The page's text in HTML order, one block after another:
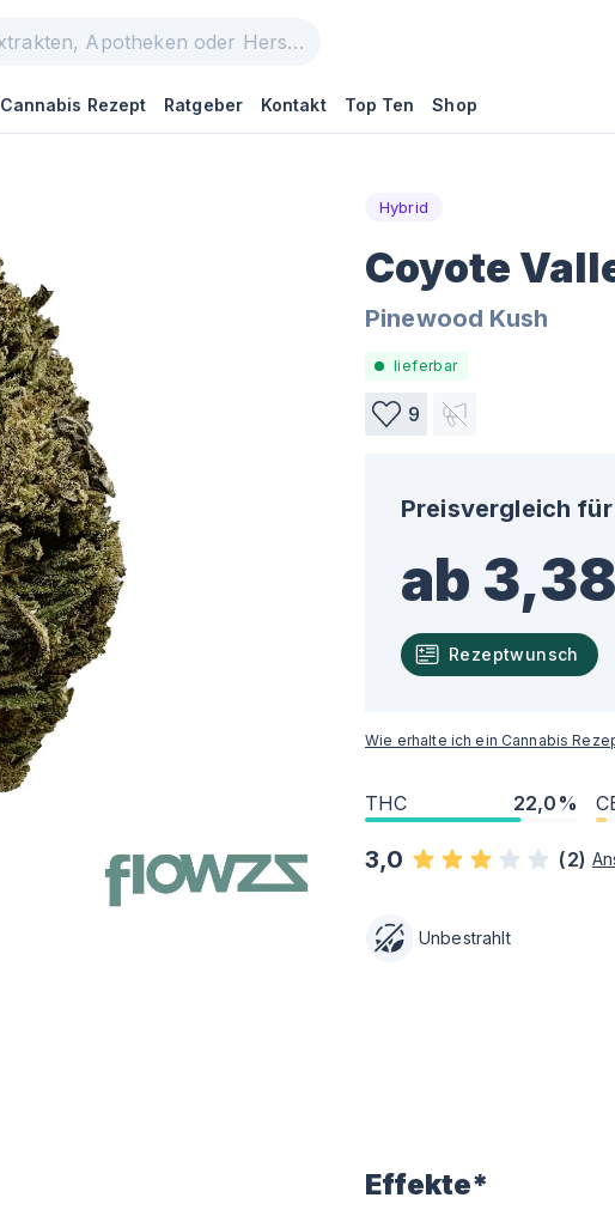
Cannabis Rezept Ratgeber Kontakt Top Ten Shop
Hybrid
Coyote
Pinewood Kush
lieferbar
9
Preisvergleich für
ab
Rezeptwunsch
Wie erhalte ich ein Cannabis
THC 22,0%
3,0 (2)
Unbestrahlt
Effekte*